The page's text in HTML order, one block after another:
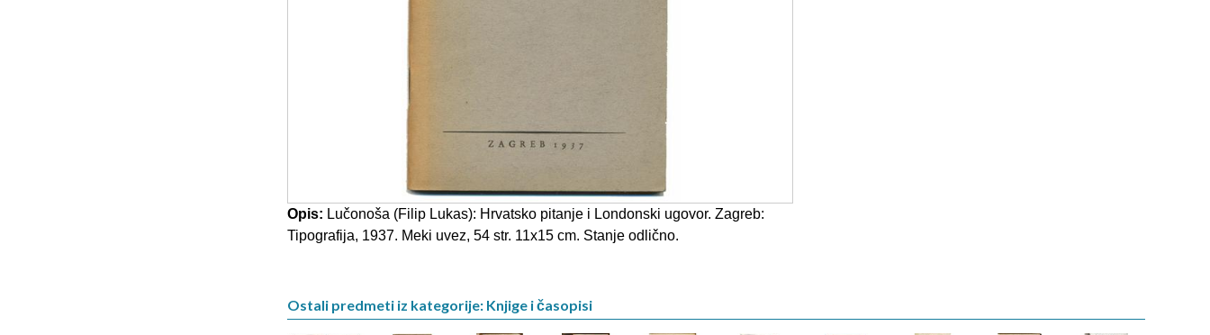
Opis: Lučonoša (Filip Lukas): Hrvatsko pitanje i Londonski ugovor. Zagreb:
Tipografija, 1937. Meki uvez, 54 str. 11x15 cm. Stanje odlično.
Ostali predmeti iz kategorije: Knjige i časopisi